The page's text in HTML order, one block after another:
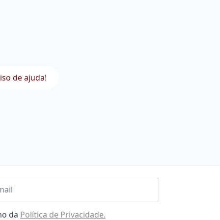
de ajuda!
da Política de Privacidade.